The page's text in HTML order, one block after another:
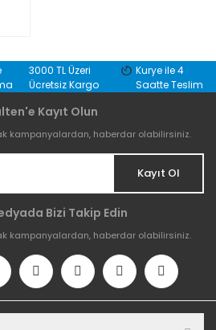
3000 TL Üzeri
Ücretsiz Kargo
Kurye ile 4
Saatte Teslim
Kayıt Olun
kampanyalardan, haberdar olabilirsiniz.
Kayıt Ol
Bizi Takip Edin
kampanyalardan, haberdar olabilirsiniz.